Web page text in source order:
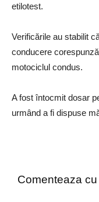
etilotest.
Verificările au stabilit
conducere
motociclul condus.
A fost întocmit dosar
urmând a fi dispuse
Comenteaza